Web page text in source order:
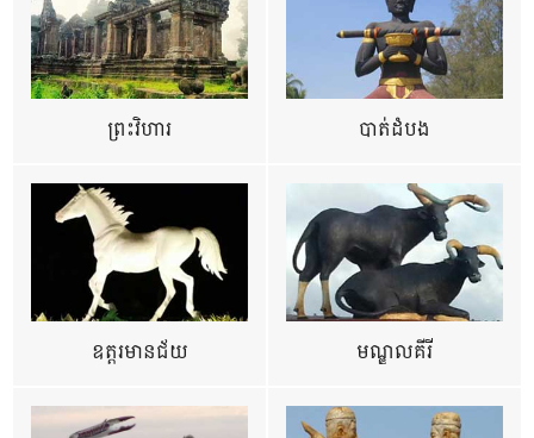
ព្រះវិហារ បាត់ដំបង
ឧត្ដរមានជ័យ មណ្ឌលគីរី